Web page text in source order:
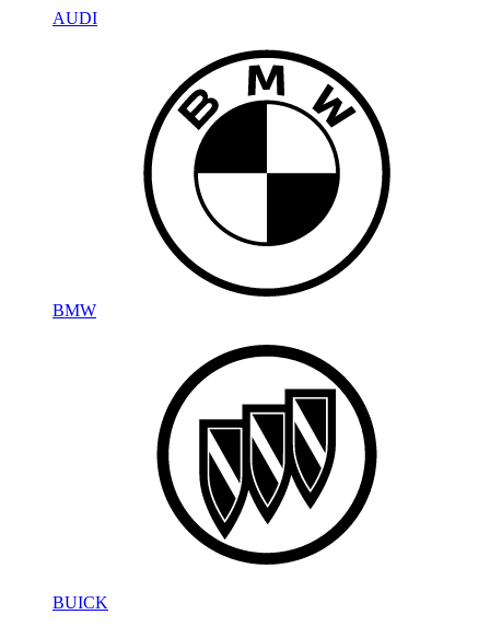
AUDI
BMW
BUICK